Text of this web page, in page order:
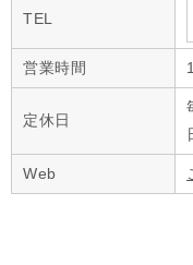
TEL
営業時間
定休日
Web